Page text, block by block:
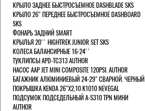
КРЫЛО ЗАДНЕЕ БЫСТРОСЪЕМНОЕ DASHBLADE SKS
КРЫЛО 26" ПЕРЕДНЕЕ БЫСТРОСЪЕМНОЕ DASHBOARD
SKS
ФОНАРЬ ЗАДНИЙ SMART
КРЫЛЬЯ 20'' HIGHTREK JUNIOR SET SKS
КОЛЕСА БАЛАНСИРНЫЕ 16-24''
ТУКЛИПСЫ APD-TC313 AUTHOR
НАСОС AAP JET MINI COMPOSITE 120PSI. AUTHOR
БАГАЖНИК АЛЮМИНИЕВЫЙ 24-29" СВАРНОЙ. ЧЕРНЫЙ
ПОКРЫШКА KENDA 26"Х2,10 K1010 NEVEGAL
ПОДСУМОК ПОДСЕДЕЛЬНЫЙ A-S310 TPN МИНИ
AUTHOR